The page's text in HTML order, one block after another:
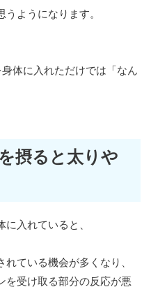
ようになります。
体に入れただけでは「なん
摂ると太りや
入れていると、
ている機会が多くなり、
を受け取る部分の反応が悪